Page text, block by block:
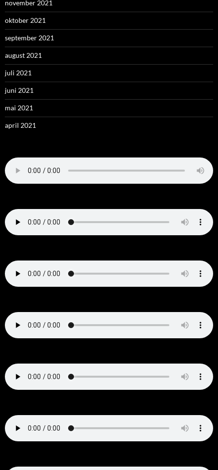
november 2021
oktober 2021
september 2021
august 2021
juli 2021
juni 2021
mai 2021
april 2021